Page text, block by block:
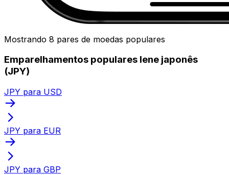
Mostrando 8 pares de moedas populares
Emparelhamentos populares Iene japonês
(JPY)
JPY para USD
JPY para EUR
JPY para GBP